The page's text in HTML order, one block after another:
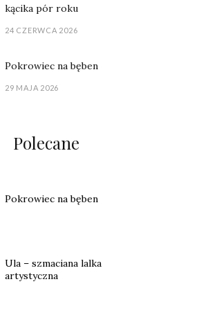
kącika pór roku
24 CZERWCA 2026
Pokrowiec na bęben
29 MAJA 2026
Polecane
Pokrowiec na bęben
Ula – szmaciana lalka
artystyczna